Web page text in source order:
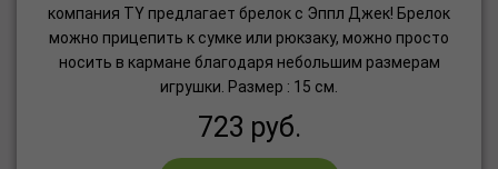
компания TY предлагает брелок с Эппл Джек! Брелок
можно прицепить к сумке или рюкзаку, можно просто
носить в кармане благодаря небольшим размерам
игрушки. Размер : 15 см.
723 руб.